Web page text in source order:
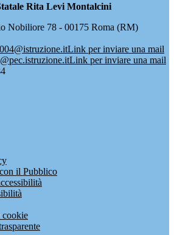
Rita Levi Montalcini
Nobiliore 78 - 00175 Roma (RM)
Link per inviare una mail
Link per inviare una mail
il Pubblico
cookie